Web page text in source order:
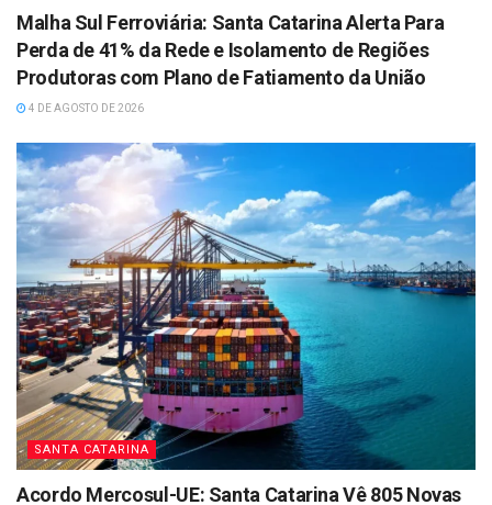
Malha Sul Ferroviária: Santa Catarina Alerta Para
Perda de 41% da Rede e Isolamento de Regiões
Produtoras com Plano de Fatiamento da União
4 DE AGOSTO DE 2026
SANTA CATARINA
Acordo Mercosul-UE: Santa Catarina Vê 805 Novas